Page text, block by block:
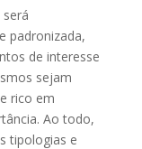
padronizada,
de interesse
sejam
rico em
Ao todo,
tipologias e